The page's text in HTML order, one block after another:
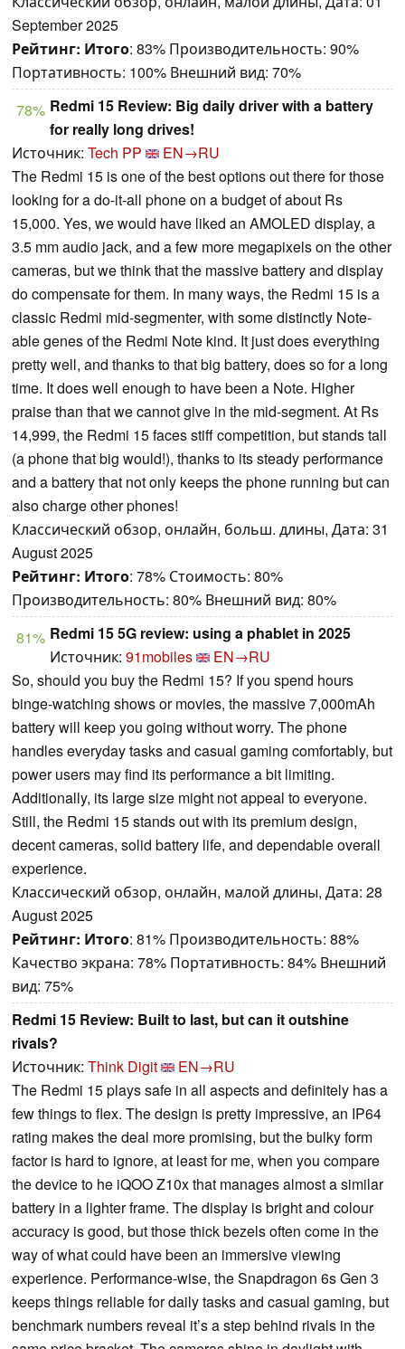
September 2025
Рейтинг: Итого: 83% Производительность: 90%
Портативность: 100% Внешний вид: 70%
78% Redmi 15 Review: Big daily driver with a battery
for really long drives!
Источник: Tech PP
EN→RU
The Redmi 15 is one of the best options out there for those
looking for a do-it-all phone on a budget of about Rs
15,000. Yes, we would have liked an AMOLED display, a
3.5 mm audio jack, and a few more megapixels on the other
cameras, but we think that the massive battery and display
do compensate for them. In many ways, the Redmi 15 is a
classic Redmi mid-segmenter, with some distinctly Note-
able genes of the Redmi Note kind. It just does everything
pretty well, and thanks to that big battery, does so for a long
time. It does well enough to have been a Note. Higher
praise than that we cannot give in the mid-segment. At Rs
14,999, the Redmi 15 faces stiff competition, but stands tall
(a phone that big would!), thanks to its steady performance
and a battery that not only keeps the phone running but can
also charge other phones!
Классический обзор, онлайн, больш. длины, Дата: 31
August 2025
Рейтинг: Итого: 78% Стоимость: 80%
Производительность: 80% Внешний вид: 80%
81% Redmi 15 5G review: using a phablet in 2025
Источник: 91mobiles
EN→RU
So, should you buy the Redmi 15? If you spend hours
binge-watching shows or movies, the massive 7,000mAh
battery will keep you going without worry. The phone
handles everyday tasks and casual gaming comfortably, but
power users may find its performance a bit limiting.
Additionally, its large size might not appeal to everyone.
Still, the Redmi 15 stands out with its premium design,
decent cameras, solid battery life, and dependable overall
experience.
Классический обзор, онлайн, малой длины, Дата: 28
August 2025
Рейтинг: Итого: 81% Производительность: 88%
Качество экрана: 78% Портативность: 84% Внешний
вид: 75%
Redmi 15 Review: Built to last, but can it outshine
rivals?
Источник: Think Digit
EN→RU
The Redmi 15 plays safe in all aspects and definitely has a
few things to flex. The design is pretty impressive, an IP64
rating makes the deal more promising, but the bulky form
factor is hard to ignore, at least for me, when you compare
the device to he iQOO Z10x that manages almost a similar
battery in a lighter frame. The display is bright and colour
accuracy is good, but those thick bezels often come in the
way of what could have been an immersive viewing
experience. Performance-wise, the Snapdragon 6s Gen 3
keeps things reliable for daily tasks and casual gaming, but
benchmark numbers reveal it’s a step behind rivals in the